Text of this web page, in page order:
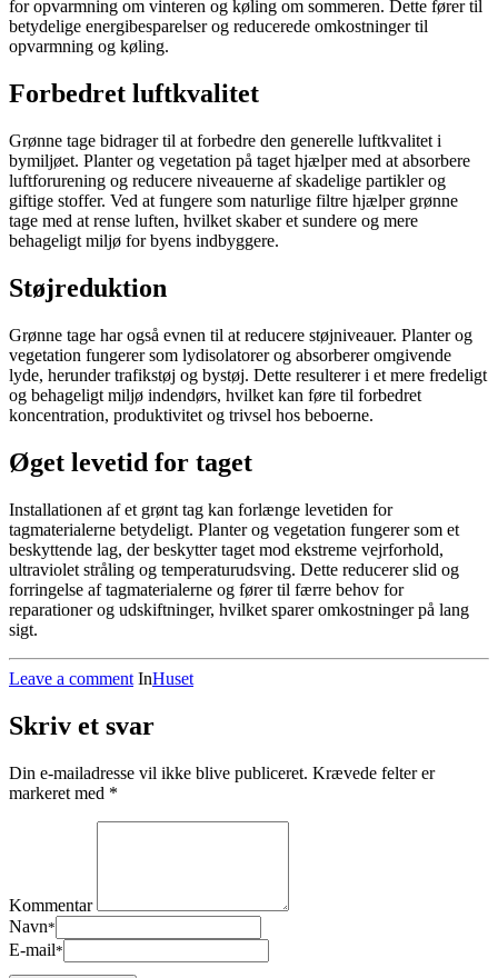
for opvarmning om vinteren og køling om sommeren. Dette fører til
betydelige energibesparelser og reducerede omkostninger til
opvarmning og køling.
Forbedret luftkvalitet
Grønne tage bidrager til at forbedre den generelle luftkvalitet i
bymiljøet. Planter og vegetation på taget hjælper med at absorbere
luftforurening og reducere niveauerne af skadelige partikler og
giftige stoffer. Ved at fungere som naturlige filtre hjælper grønne
tage med at rense luften, hvilket skaber et sundere og mere
behageligt miljø for byens indbyggere.
Støjreduktion
Grønne tage har også evnen til at reducere støjniveauer. Planter og
vegetation fungerer som lydisolatorer og absorberer omgivende
lyde, herunder trafikstøj og bystøj. Dette resulterer i et mere fredeligt
og behageligt miljø indendørs, hvilket kan føre til forbedret
koncentration, produktivitet og trivsel hos beboerne.
Øget levetid for taget
Installationen af et grønt tag kan forlænge levetiden for
tagmaterialerne betydeligt. Planter og vegetation fungerer som et
beskyttende lag, der beskytter taget mod ekstreme vejrforhold,
ultraviolet stråling og temperaturudsving. Dette reducerer slid og
forringelse af tagmaterialerne og fører til færre behov for
reparationer og udskiftninger, hvilket sparer omkostninger på lang
sigt.
Leave a comment InHuset
Skriv et svar
Din e-mailadresse vil ikke blive publiceret. Krævede felter er
markeret med *
Kommentar
Navn*
E-mail*